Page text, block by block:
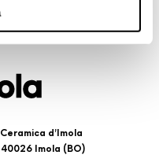
del presente
soli cookie tecnici ed
in qualsiasi momento,
d’Imola
Imola (BO)